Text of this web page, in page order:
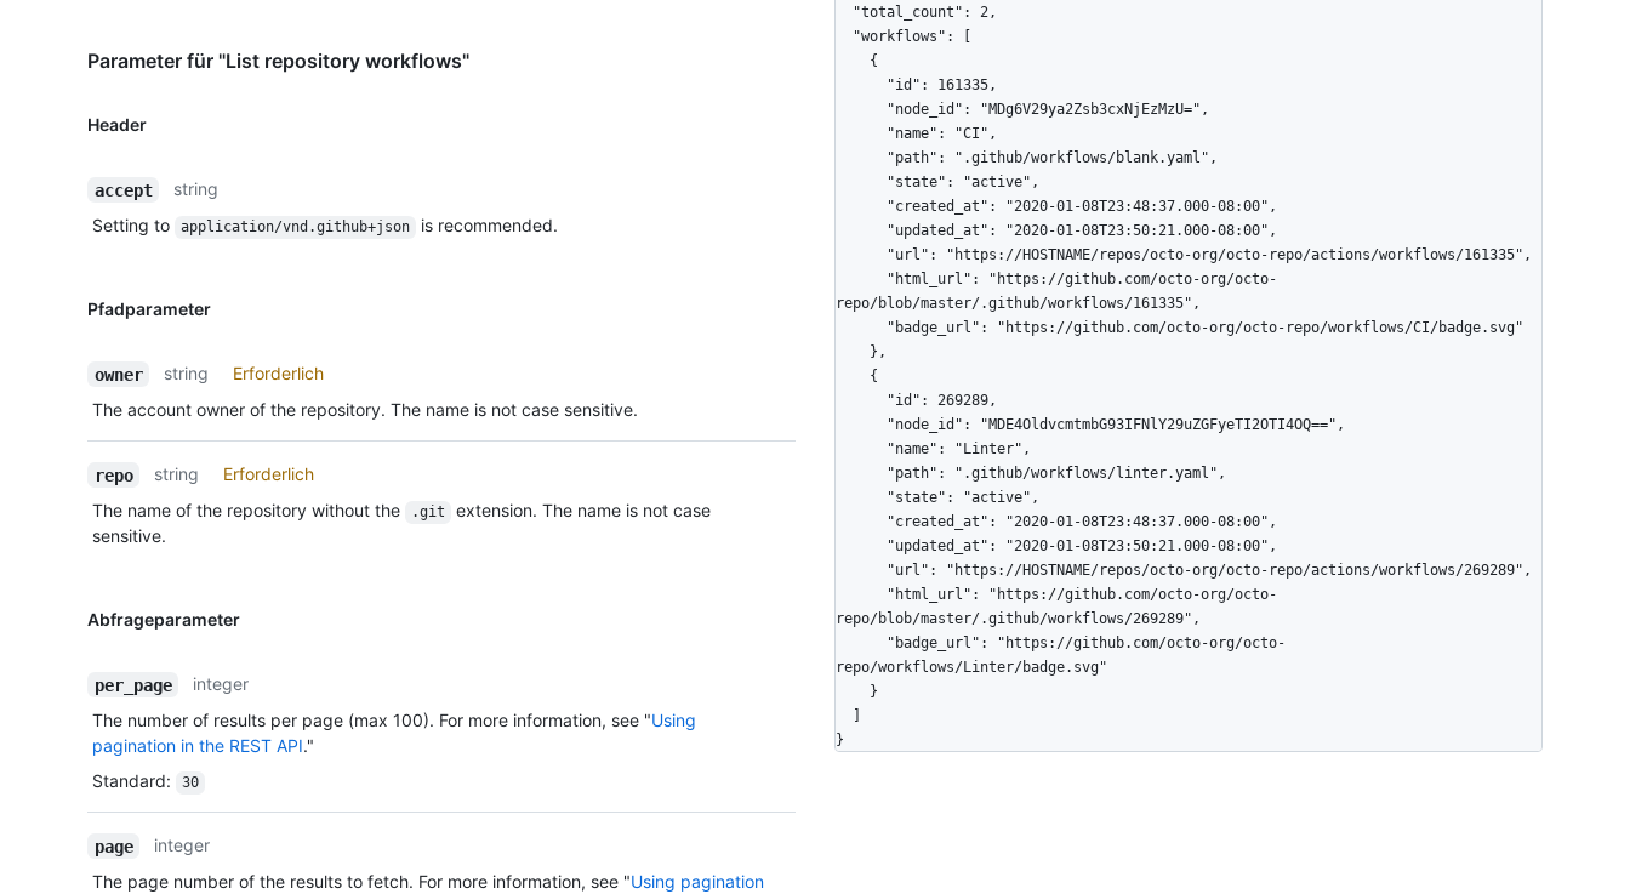
Parameter für "List repository workflows"
Header
accept
string
Setting to
application/vnd.github+json is recommended.
Pfadparameter
owner string
Erforderlich
The account owner of the repository. The name is not case sensitive.
repo string
Erforderlich
The name of the repository without the
.git
extension. The name is not case
sensitive.
Abfrageparameter
per_page
integer
The number of results per page (max 100). For more information, see "Using
pagination in the REST API."
Standard: 30
page
integer
The page number of the results to fetch. For more information, see "Using pagination
repo/blob/master/.github/workflows/161335",
repo/blob/master/.github/workflows/269289",
repo/workflows/Linter/badge.svg"
}